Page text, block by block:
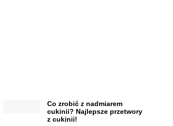
Co zrobić z nadmiarem
cukinii? Najlepsze przetwory
z cukinii!